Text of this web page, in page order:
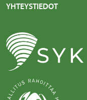
YHTEYSTIEDOT